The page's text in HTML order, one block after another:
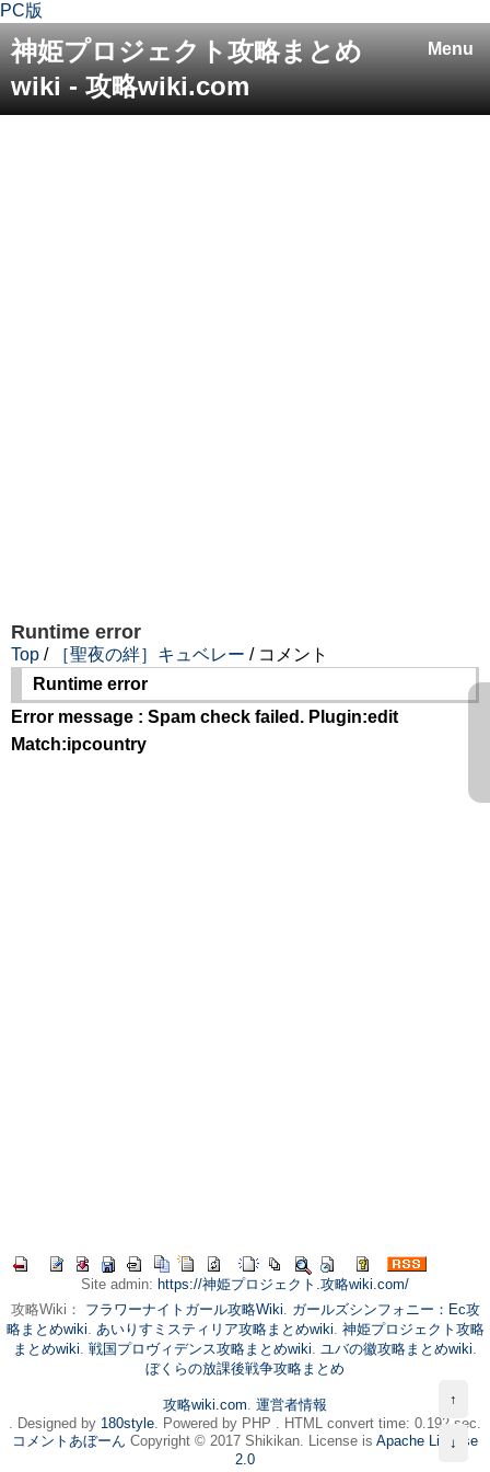
PC版
Menu
神姫プロジェクト攻略まとめ
wiki - 攻略wiki.com
Runtime error
Top / ［聖夜の絆］キュベレー / コメント
Runtime error
Error message : Spam check failed. Plugin:edit
Match:ipcountry
Site admin: https://神姫プロジェクト.攻略wiki.com/
攻略Wiki： フラワーナイトガール攻略Wiki. ガールズシンフォニー：Ec攻
略まとめwiki. あいりすミスティリア攻略まとめwiki. 神姫プロジェクト攻略
まとめwiki. 戦国プロヴィデンス攻略まとめwiki. ユバの徽攻略まとめwiki.
ぼくらの放課後戦争攻略まとめ
攻略wiki.com. 運営者情報
. Designed by 180style. Powered by PHP . HTML convert time: 0.192 sec.
コメントあぼーん Copyright © 2017 Shikikan. License is Apache License
2.0
↑
↓